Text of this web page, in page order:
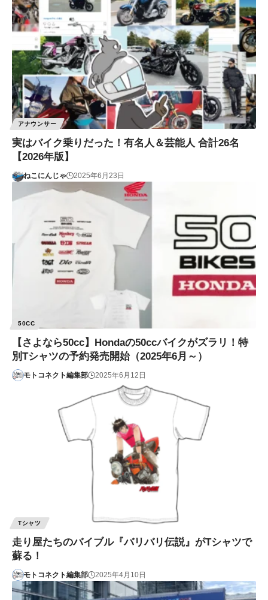
アナウンサー
実はバイク乗りだった！有名人＆芸能人 合計26名
【2026年版】
ねこにんじゃ 2025年6月23日
50CC
【さよなら50cc】Hondaの50ccバイクがズラリ！特
別Tシャツの予約発売開始（2025年6月～）
モトコネクト編集部 2025年6月12日
Tシャツ
走り屋たちのバイブル『バリバリ伝説』がTシャツで
蘇る！
モトコネクト編集部 2025年4月10日